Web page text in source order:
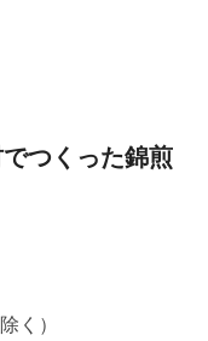
つくった錦煎
く）